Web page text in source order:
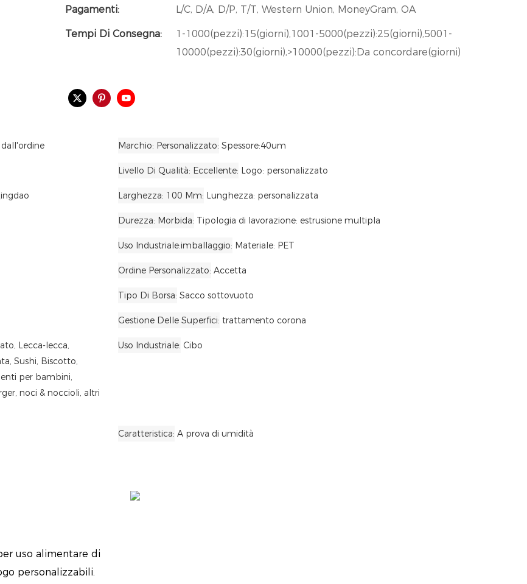
Pagamenti: L/C, D/A, D/P, T/T, Western Union, MoneyGram, OA
Tempi Di Consegna:
1-1000(pezzi):15(giorni),1001-5000(pezzi):25(giorni),5001-
10000(pezzi):30(giorni),>10000(pezzi):Da concordare(giorni)
Marchio: Personalizzato Spessore:40um
Livello Di Qualità: Eccellente Logo: personalizzato
Larghezza: 100 Mm Lunghezza: personalizzata
Durezza: Morbida Tipologia di lavorazione: estrusione multipla
Uso Industriale:imballaggio Materiale: PET
Ordine Personalizzato Accetta
Tipo Di Borsa Sacco sottovuoto
Gestione Delle Superfici trattamento corona
Lecca-lecca,
Sushi, Biscotto,
per bambini,
noci & noccioli, altri
Uso Industriale Cibo
Caratteristica A prova di umidità
uso alimentare di
personalizzabili.